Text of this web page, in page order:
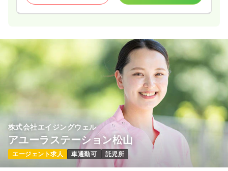
株式会社エイジングウェル
アユーラステーション松山
エージェント求人 車通勤可 託児所